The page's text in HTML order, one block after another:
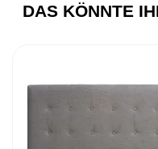
DAS KÖNNTE